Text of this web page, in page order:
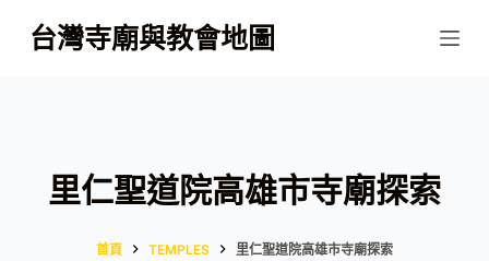
跳
至
台灣寺廟與教會地圖
里仁聖道院高雄市寺廟探索
首頁 TEMPLES 里仁聖道院高雄市寺廟探索